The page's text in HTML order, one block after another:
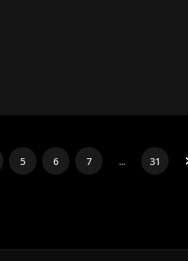
5 6 7 ... 31